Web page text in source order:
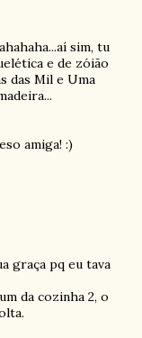
sim, tu
e de zóião
das Mil e Uma
amiga! :)
graça pq eu tava
da cozinha 2, o